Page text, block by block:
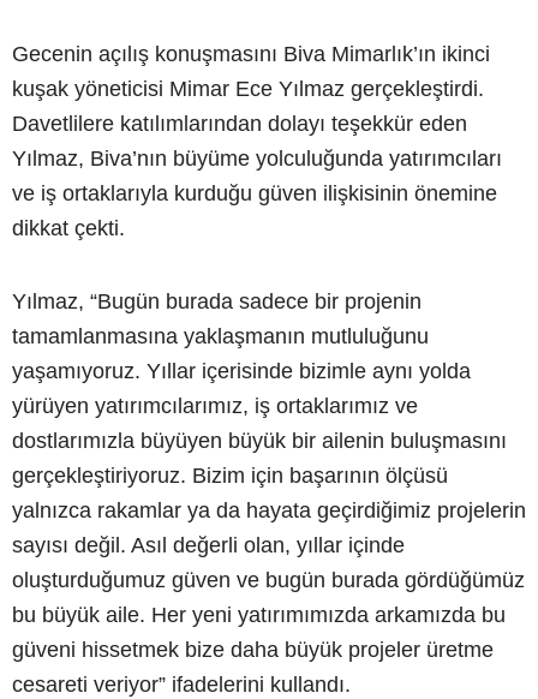
Gecenin açılış konuşmasını Biva Mimarlık’ın ikinci
kuşak yöneticisi Mimar Ece Yılmaz gerçekleştirdi.
Davetlilere katılımlarından dolayı teşekkür eden
Yılmaz, Biva’nın büyüme yolculuğunda yatırımcıları
ve iş ortaklarıyla kurduğu güven ilişkisinin önemine
dikkat çekti.
Yılmaz, “Bugün burada sadece bir projenin
tamamlanmasına yaklaşmanın mutluluğunu
yaşamıyoruz. Yıllar içerisinde bizimle aynı yolda
yürüyen yatırımcılarımız, iş ortaklarımız ve
dostlarımızla büyüyen büyük bir ailenin buluşmasını
gerçekleştiriyoruz. Bizim için başarının ölçüsü
yalnızca rakamlar ya da hayata geçirdiğimiz projelerin
sayısı değil. Asıl değerli olan, yıllar içinde
oluşturduğumuz güven ve bugün burada gördüğümüz
bu büyük aile. Her yeni yatırımımızda arkamızda bu
güveni hissetmek bize daha büyük projeler üretme
cesareti veriyor” ifadelerini kullandı.